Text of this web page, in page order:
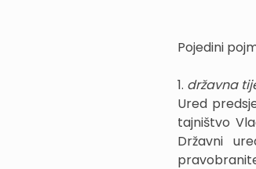
Pojedini
1. državna
Ured
tajništvo
Državni